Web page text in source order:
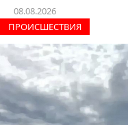
08.08.2026
ПРОИCШЕСТВИЯ